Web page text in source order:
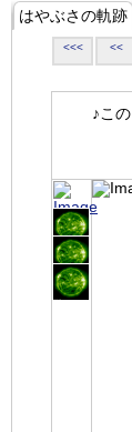
はやぶさの軌跡
<<< <<
♪この